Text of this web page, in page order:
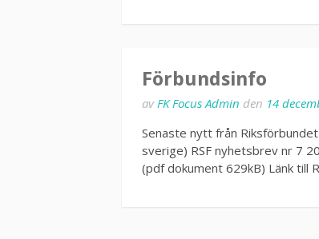
Förbundsinfo
avFK Focus Admin den 14
Senaste nytt från
sverige) RSF nyhetsbrev nr 7
(pdf dokument 629kB) Länk till